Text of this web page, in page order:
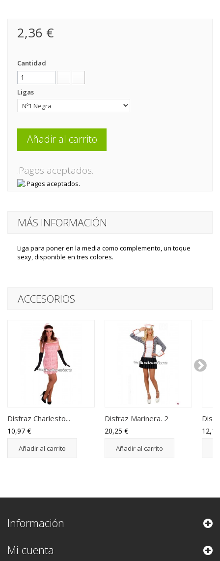
2,36 €
Cantidad
Ligas
Añadir al carrito
.Pagos aceptados.
MÁS INFORMACIÓN
Liga para poner en la media como complemento, un toque
sexy, disponible en tres colores.
ACCESORIOS
Disfraz Charlesto...
10,97 €
Añadir al carrito
Disfraz Marinera. 2
20,25 €
Añadir al carrito
Información
Mi cuenta